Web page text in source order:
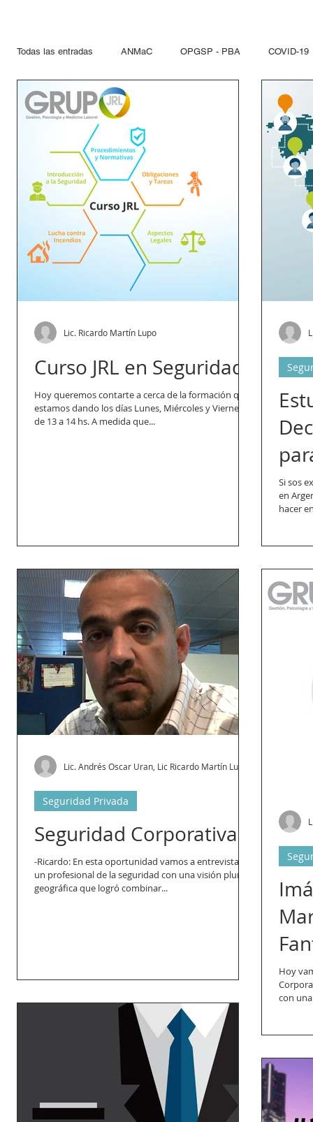
Todas las entradas ANMaC OPGSP - PBA COVID-19
Explosivos Mandatarios
Otras Jurisdicciones
Paseo del Bajo Hidrocarcuros
Gestiones lupo
Curso JRL en Seguridad
Hoy queremos contarte a cerca de la formación que
estamos dando los días Lunes, Miércoles y Viernes
de 13 a 14 hs. A medida que...
Lic. Ricardo Martín Lupo
Si sos
en
hacer
Seguridad Corporativa
-Ricardo: En esta oportunidad vamos a entrevistar a
un profesional de la seguridad con una visión plural y
geográfica que logró combinar...
Seguridad Privada
Hoy
con